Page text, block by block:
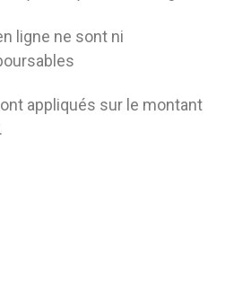
ligne ne sont ni
appliqués sur le montant